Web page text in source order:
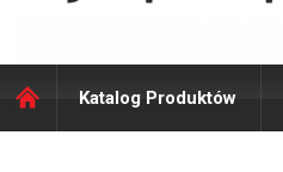
Katalog Produktów